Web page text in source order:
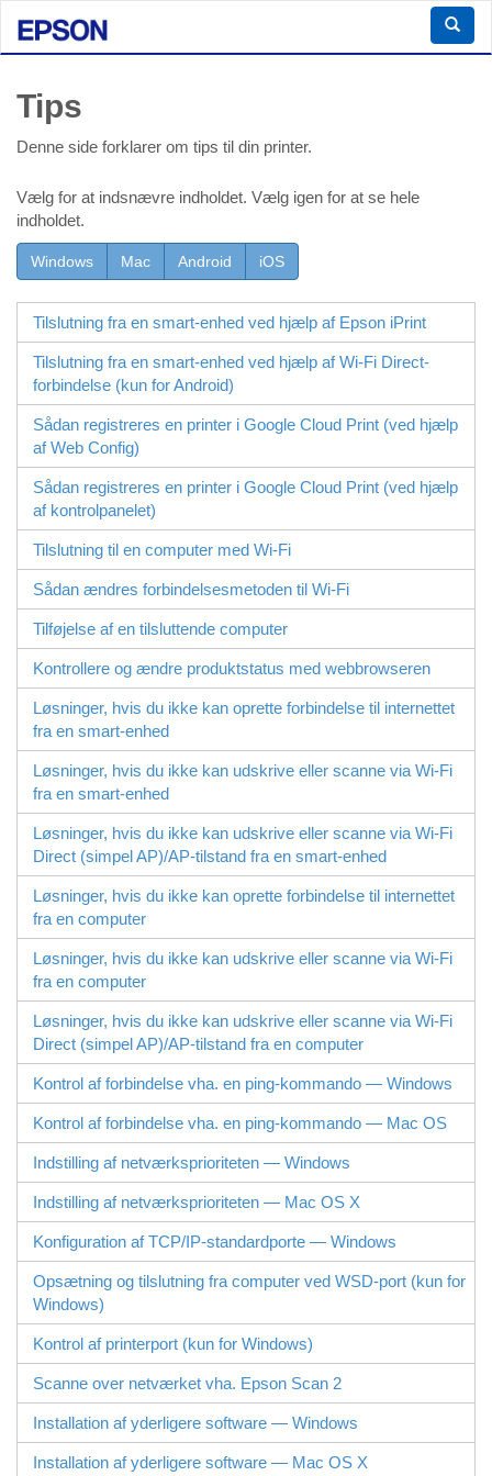
Tips
Denne side forklarer om tips til din printer.
Vælg for at indsnævre indholdet. Vælg igen for at se hele
indholdet.
Windows Mac Android iOS
Tilslutning fra en smart-enhed ved hjælp af Epson iPrint
Tilslutning fra en smart-enhed ved hjælp afWi-Fi Direct-
forbindelse (kun forAndroid)
Sådan registreres en printer i Google Cloud Print (ved hjælp
afWeb Config)
Sådan registreres en printer i Google Cloud Print (ved hjælp
af kontrolpanelet)
Tilslutning til en computer med Wi-Fi
Sådan ændres forbindelsesmetoden til Wi-Fi
Tilføjelse af en tilsluttende computer
Kontrollere og ændre produktstatus med webbrowseren
Løsninger, hvis du ikke kan oprette forbindelse til internettet
fra en smart-enhed
Løsninger, hvis du ikke kan udskrive eller scanne via Wi-Fi
fra en smart-enhed
Løsninger, hvis du ikke kan udskrive eller scanne via Wi-Fi
Direct (simpel AP)/AP-tilstand fra en smart-enhed
Løsninger, hvis du ikke kan oprette forbindelse til internettet
fra en computer
Løsninger, hvis du ikke kan udskrive eller scanne via Wi-Fi
fra en computer
Løsninger, hvis du ikke kan udskrive eller scanne via Wi-Fi
Direct (simpel AP)/AP-tilstand fra en computer
Kontrol af forbindelse vha. en ping-kommando — Windows
Kontrol af forbindelse vha. en ping-kommando — Mac OS
Indstilling af netværksprioriteten — Windows
Indstilling af netværksprioriteten — Mac OS X
Konfiguration af TCP/IP-standardporte — Windows
Opsætning og tilslutning fra computer ved WSD-port (kun for
Windows)
Kontrol af printerport (kun for Windows)
Scanne over netværket vha. Epson Scan 2
Installation af yderligere software — Windows
Installation af yderligere software — Mac OS X